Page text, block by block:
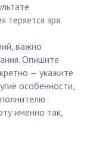
теряется зря.
важно
Опишите
— укажите
особенности,
именно так,